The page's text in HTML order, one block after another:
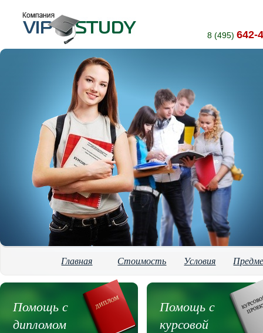
8 (495) 642-
Главная Стоимость Условия
Помощь с
дипломом
Помощь с
курсовой